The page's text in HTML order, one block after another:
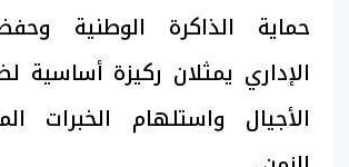
حماية الذاكرة الوطنية
الإداري يمثلان ركيزة أساسية
الأجيال واستلهام الخبرات